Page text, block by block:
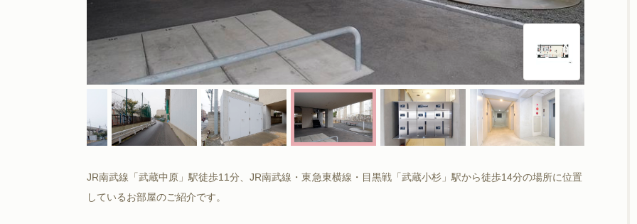
JR南武線「武蔵中原」駅徒歩11分、JR南武線・東急東横線・目黒戦「武蔵小杉」駅から徒歩14分の場所に位置
しているお部屋のご紹介です。